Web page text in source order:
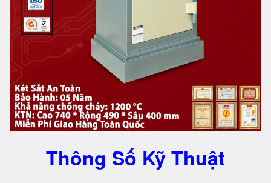
Thông Số Kỹ Thuật